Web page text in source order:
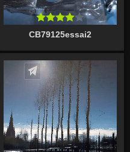
CB79125essai2
Écrire un commentaire